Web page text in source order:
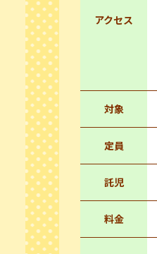
アクセス
対象
定員
託児
料金